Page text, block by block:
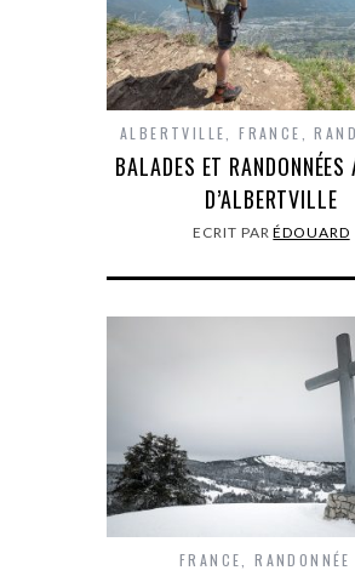
ALBERTVILLE ,FRANCE ,
BALADES ET
D’ALBERTVILLE
ECRIT PARÉDOUARD
FRANCE ,RANDONNÉE